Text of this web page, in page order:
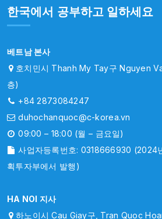
한국에서 공부하고 일하세요
베트남 본사
호치민시 Thanh My Tay구 Nguyen
층)
+84 2873084247
duhochanquoc@c-korea.vn
09:00 – 18:00 (월 – 금요일)
사업자등록번호: 0318666930 (2024
획투자부에서 발행)
HA NOI 지사
하노이시 Cau Giay구, Tran Quoc